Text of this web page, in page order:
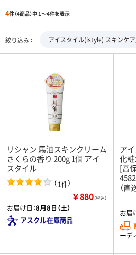
4件（4商品）中 1～4件を表示
絞り込み アイスタイル(istyle) スキンケ
リシャン 馬油スキンクリーム
さくらの香り 200g 1個 アイ
スタイル
（1件）
￥880（税込）
お届け日：8月8日（土）
アスクル在庫商品
ア
化
[高
（直
お届
ーデ